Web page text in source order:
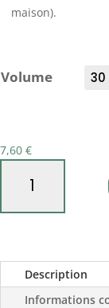
maison).
Volume
7,60 €
Huile
Description
Informations